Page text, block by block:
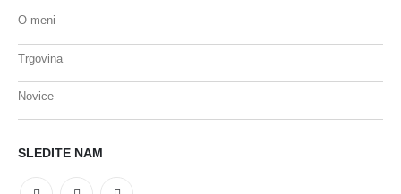
O meni
Trgovina
Novice
SLEDITE NAM